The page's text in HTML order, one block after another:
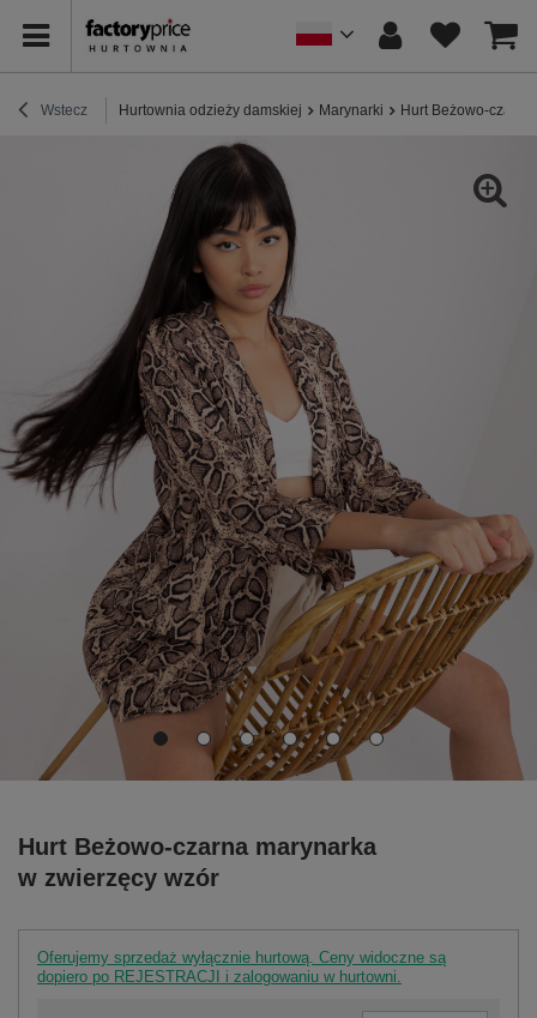
Wstecz Hurtownia odzieży damskiej Marynarki Hurt Beżowo-
Hurt Beżowo-czarna marynarka
w zwierzęcy wzór
Oferujemy sprzedaż wyłącznie hurtową. Ceny widoczne są
dopiero po REJESTRACJI i zalogowaniu w hurtowni.